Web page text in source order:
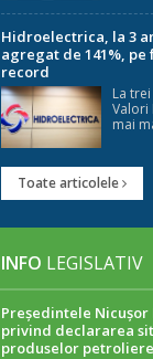
Hidroelectrica, la 3
agregat de 141%,
record
La
Valori
mai
Toate articolele
INFO LEGISLATIV
Președintele
privind declararea
produselor petroliere